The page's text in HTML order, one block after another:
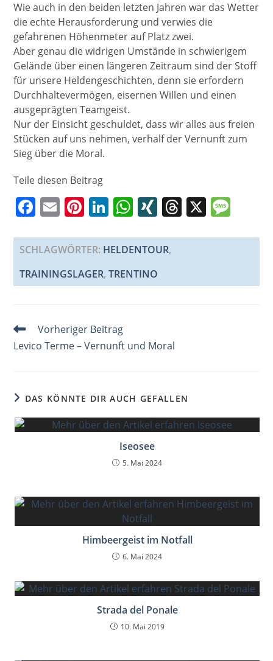
Wie auch in den beiden letzten Jahren war das Wetter
die echte Herausforderung und verwies die
gefahrenen Höhenmeter auf Platz zwei.
Aber genau die widrigen Umstände in schwierigem
Gelände über einen längeren Zeitraum sind der Stoff
für unsere Heldengeschichten, denn sie erfordern
Durchhaltevermögen, eisernen Willen und einen
ausgeprägten Teamgeist.
Nur der Einsicht geschuldet, dass wir alles aus freien
Stücken auf uns nehmen, verhalf der Vernunft zum
Sieg über die Moral.
Teile diesen Beitrag
F
c
e
b
o
k
E
ai
l
Pi
er
e
st
Li
k
e
dI
W
at
s
A
XI
G
T
re
d
X
ss
g
SCHLAGWÖRTER: HELDENTOUR,
TRAININGSLAGER, TRENTINO
Weitere
Artikel
ansehen
Vorheriger Beitrag
Levico Terme – Vernunft und Moral
DAS KÖNNTE DIR AUCH GEFALLEN
Iseosee
5. Mai 2024
Himbeergeist im Notfall
6. Mai 2024
Strada del Ponale
10. Mai 2019